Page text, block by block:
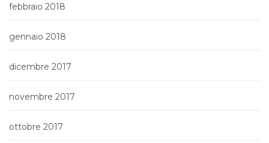
febbraio 2018
gennaio 2018
dicembre 2017
novembre 2017
ottobre 2017